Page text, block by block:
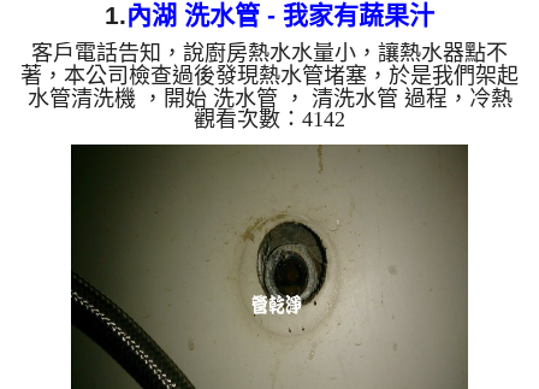
1.內湖 洗水管 - 我家有蔬果汁
客戶電話告知，說廚房熱水水量小，讓熱水器點不
著，本公司檢查過後發現熱水管堵塞，於是我們架起
水管清洗機 ，開始 洗水管 ， 清洗水管 過程，冷熱
水管水龍頭洗出相當多的蔬果汁，過程常常 水管堵
塞 ， 水管清洗 約兩小時，終於讓熱水水量正常，讓
熱水器正常點起來。 清洗水管 水管清洗 洗水管 熱水
觀看次數：4142